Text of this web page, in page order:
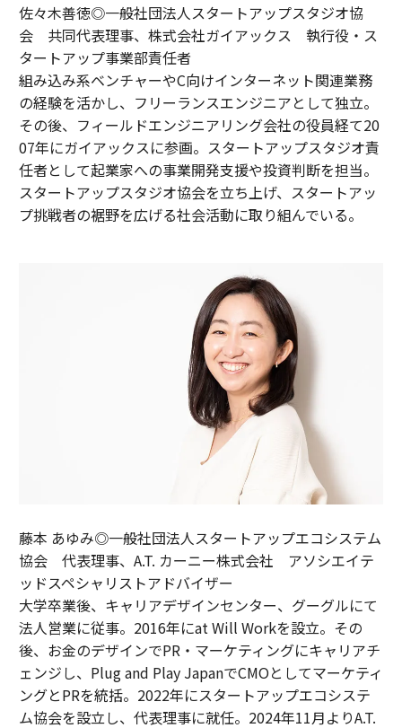
佐々木善徳◎一般社団法人スタートアップスタジオ協
会 共同代表理事、株式会社ガイアックス 執行役・ス
タートアップ事業部責任者
組み込み系ベンチャーやC向けインターネット関連業務
の経験を活かし、フリーランスエンジニアとして独立。
その後、フィールドエンジニアリング会社の役員経て20
07年にガイアックスに参画。スタートアップスタジオ責
任者として起業家への事業開発支援や投資判断を担当。
スタートアップスタジオ協会を立ち上げ、スタートアッ
プ挑戦者の裾野を広げる社会活動に取り組んでいる。
藤本 あゆみ◎一般社団法人スタートアップエコシステム
協会 代表理事、A.T. カーニー株式会社 アソシエイテ
ッドスペシャリストアドバイザー
大学卒業後、キャリアデザインセンター、グーグルにて
法人営業に従事。2016年にat Will Workを設立。その
後、お金のデザインでPR・マーケティングにキャリアチ
ェンジし、Plug and Play JapanでCMOとしてマーケティ
ングとPRを統括。2022年にスタートアップエコシステ
ム協会を設立し、代表理事に就任。2024年11月よりA.T.